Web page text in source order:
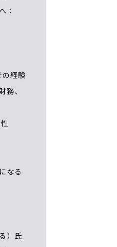
：
経験
務、
なる
）氏